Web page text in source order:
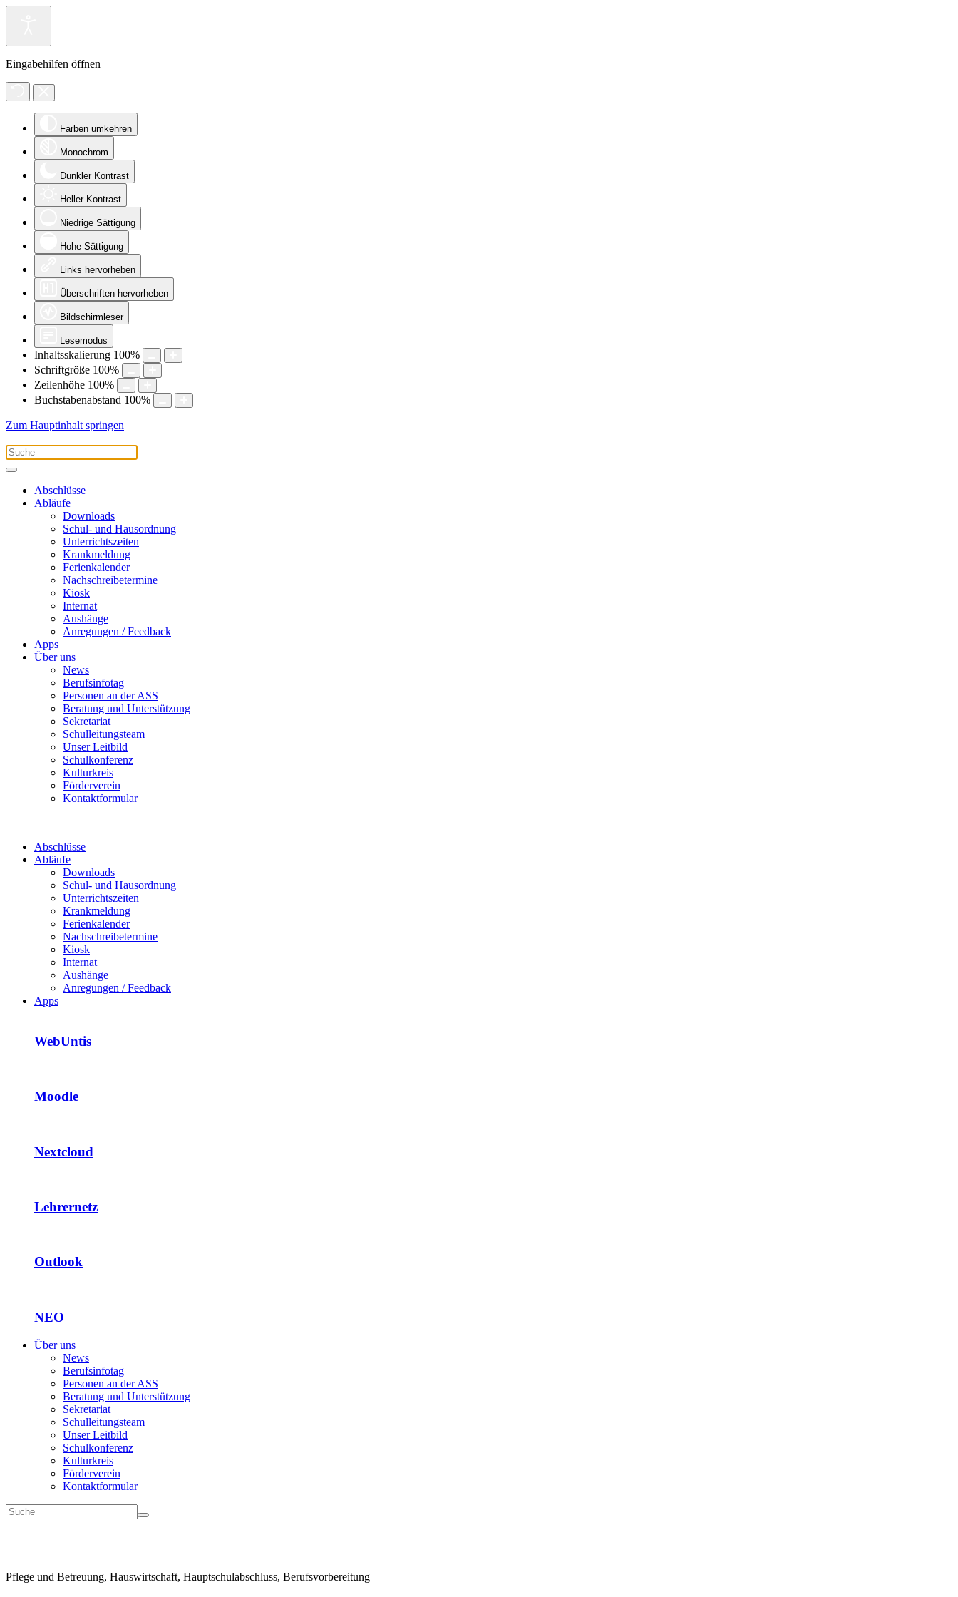
Eingabehilfen öffnen
Farben umkehren
Monochrom
Dunkler Kontrast
Heller Kontrast
Niedrige Sättigung
Hohe Sättigung
Links hervorheben
Überschriften hervorheben
Bildschirmleser
Lesemodus
Inhaltsskalierung 100%
Schriftgröße 100%
Zeilenhöhe 100%
Buchstabenabstand 100%
Zum Hauptinhalt springen
Abschlüsse
Abläufe
Downloads
Schul- und Hausordnung
Unterrichtszeiten
Krankmeldung
Ferienkalender
Nachschreibetermine
Kiosk
Internat
Aushänge
Anregungen / Feedback
Apps
Über uns
News
Berufsinfotag
Personen an der ASS
Beratung und Unterstützung
Sekretariat
Schulleitungsteam
Unser Leitbild
Schulkonferenz
Kulturkreis
Förderverein
Kontaktformular
Abschlüsse
Abläufe
Downloads
Schul- und Hausordnung
Unterrichtszeiten
Krankmeldung
Ferienkalender
Nachschreibetermine
Kiosk
Internat
Aushänge
Anregungen / Feedback
Apps
WebUntis
Moodle
Nextcloud
Lehrernetz
Outlook
NEO
Über uns
News
Berufsinfotag
Personen an der ASS
Beratung und Unterstützung
Sekretariat
Schulleitungsteam
Unser Leitbild
Schulkonferenz
Kulturkreis
Förderverein
Kontaktformular
Pflege und Betreuung, Hauswirtschaft, Hauptschulabschluss, Berufsvorbereitung